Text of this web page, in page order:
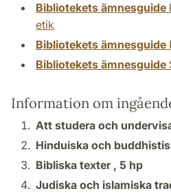
Bibliotekets ämnesguide
etik
Bibliotekets ämnesguide
Bibliotekets ämnesguide
Information om
Att studera och
Hinduiska och
Bibliska texter , 5 hp
Judiska och islamiska